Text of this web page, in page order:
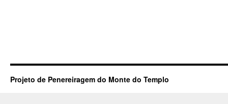
Projeto de Penereiragem do Monte do Templo